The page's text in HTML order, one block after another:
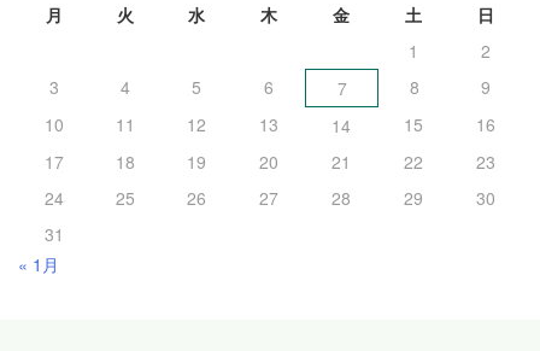
月
火 水 木 金 土
日
1
2
3
4 5 6 7 8
9
10
11 12 13 14 15
16
17
18 19 20 21 22
23
24
25 26 27 28 29
30
31
« 1月